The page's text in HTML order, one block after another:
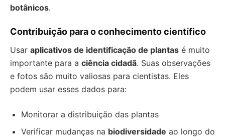
botânicos.
Contribuição para o conhecimento científico
Usar aplicativos de identificação de plantas é muito
importante para a ciência cidadã. Suas observações
e fotos são muito valiosas para cientistas. Eles
podem usar esses dados para:
Monitorar a distribuição das plantas
Verificar mudanças na biodiversidade ao longo do